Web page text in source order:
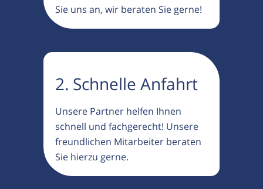
Sie uns an, wir beraten Sie gerne!
2. Schnelle Anfahrt
Unsere Partner helfen Ihnen
schnell und fachgerecht! Unsere
freundlichen Mitarbeiter beraten
Sie hierzu gerne.